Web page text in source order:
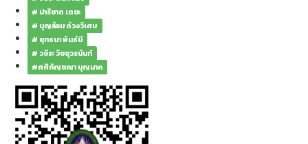
# ปาริชาต เตชะ
# บุญล้อม ด้วงวิเศษ
# ยุทธนา พันธ์มี
# วชิระ วิชชุวรนันท์
#ศศิกัญชณา บุญนาค